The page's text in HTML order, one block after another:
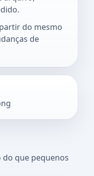
do mesmo
de
que pequenos